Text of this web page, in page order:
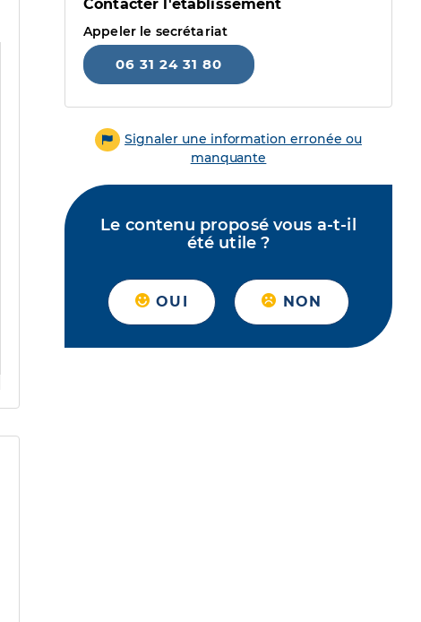
Contacter l'établissement
Appeler le secrétariat
06 31 24 31 80
Signaler une information erronée ou
manquante
Le contenu proposé vous a-t-il
été utile ?
OUI NON